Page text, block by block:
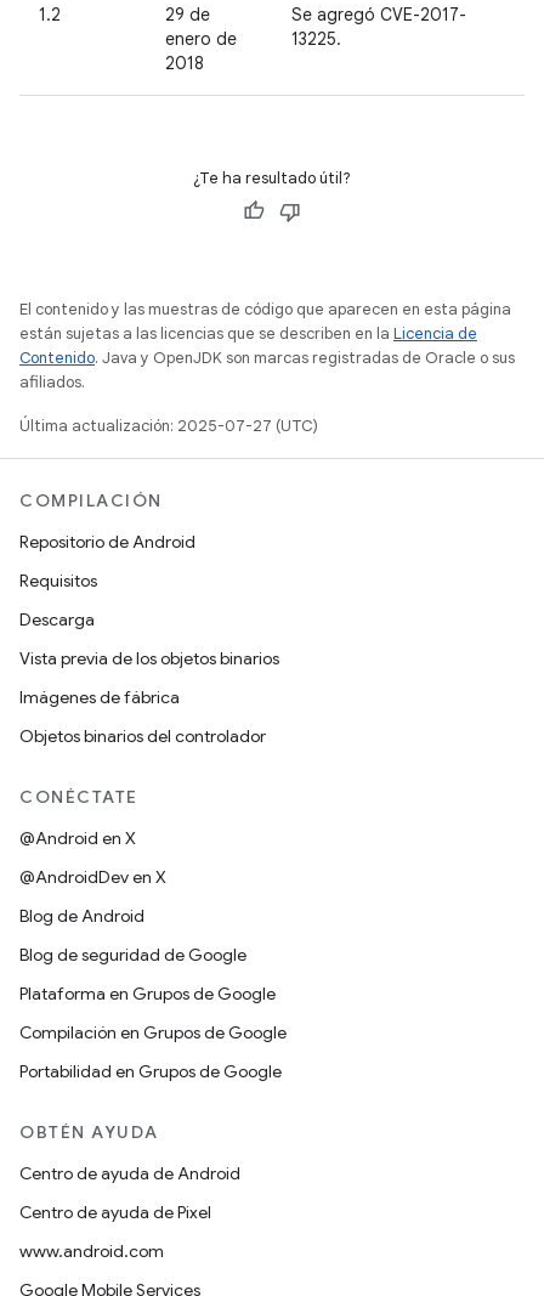
1.2
29 de
enero de
2018
Se agregó CVE-2017-
13225.
¿Te ha resultado útil?
El contenido y las muestras de código que aparecen en esta página
están sujetas a las licencias que se describen en la Licencia de
Contenido. Java y OpenJDK son marcas registradas de Oracle o sus
afiliados.
Última actualización: 2025-07-27 (UTC)
COMPILACIÓN
Repositorio de Android
Requisitos
Descarga
Vista previa de los objetos binarios
Imágenes de fábrica
Objetos binarios del controlador
CONÉCTATE
@Android en X
@AndroidDev en X
Blog de Android
Blog de seguridad de Google
Plataforma en Grupos de Google
Compilación en Grupos de Google
Portabilidad en Grupos de Google
OBTÉN AYUDA
Centro de ayuda de Android
Centro de ayuda de Pixel
www.android.com
Google Mobile Services